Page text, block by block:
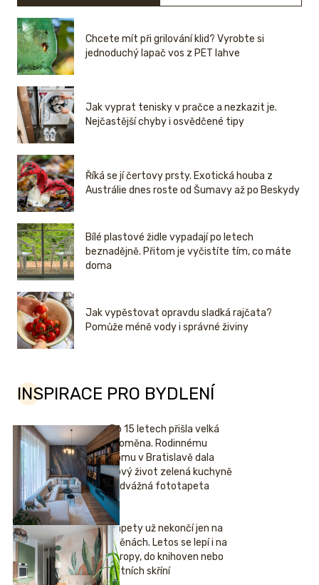
Chcete mít při grilování klid? Vyrobte si
jednoduchý lapač vos z PET lahve
Jak vyprat tenisky v pračce a nezkazit je.
Nejčastější chyby i osvědčené tipy
Říká se jí čertovy prsty. Exotická houba z
Austrálie dnes roste od Šumavy až po Beskydy
Bílé plastové židle vypadají po letech
beznadějně. Přitom je vyčistíte tím, co máte
doma
Jak vypěstovat opravdu sladká rajčata?
Pomůže méně vody i správné živiny
INSPIRACE PRO BYDLENÍ
Po 15 letech přišla velká
proměna. Rodinnému
domu v Bratislavě dala
nový život zelená kuchyně
i odvážná fototapeta
Tapety už nekončí jen na
stěnách. Letos se lepí i na
stropy, do knihoven nebo
šatních skříní